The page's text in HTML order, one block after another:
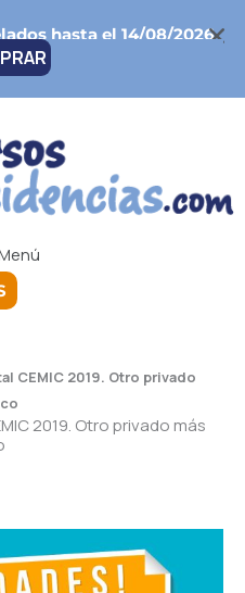
hasta el 14/08/2026
CEMIC 2019. Otro privado
2019. Otro privado más